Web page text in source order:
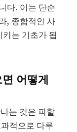
다. 이는 단순
, 종합적인 사
는 기초가 됩
어떻게
는 것은 피할
적으로 다루